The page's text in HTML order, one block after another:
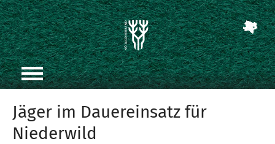
Jäger im Dauereinsatz für
Niederwild